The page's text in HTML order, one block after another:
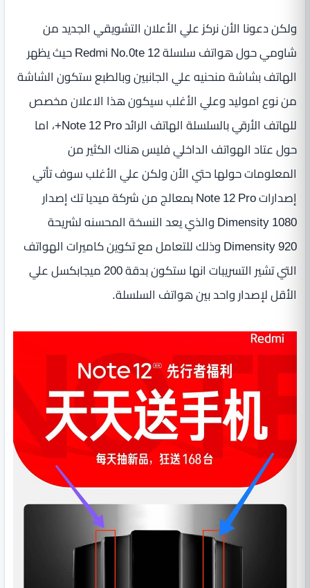
ولكن دعونا الأن نركز علي الأعلان التشويقي الجديد من
شاومي حول هواتف سلسلة Redmi No.0te 12 حيث يظهر
الهاتف بشاشة منحنيه علي الجانبين وبالطبع ستكون الشاشة
من نوع اموليد وعلي الأغلب سيكون هذا الاعلان مخصص
للهاتف الأرقي بالسلسلة الهاتف الرائد Note 12 Pro+، اما
حول عتاد الهواتف الداخلي فليس هناك الكثير من
المعلومات حولها حتي الأن ولكن علي الأغلب سوف تأتي
إصدارات Note 12 Pro بمعالج من شركة ميديا تك إصدار
Dimensity 1080 والذي يعد النسخة المحسنه لشريحة
Dimensity 920 وذلك للتعامل مع تكوين كاميرات الهواتف
التي تشير التسريبات انها ستكون بدقة 200 ميجابكسل علي
الأقل لإصدار واحد بين هواتف السلسلة.